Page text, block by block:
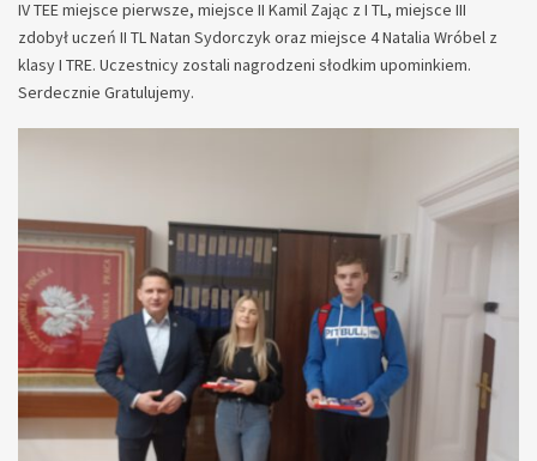
IV TEE miejsce pierwsze, miejsce II Kamil Zając z I TL, miejsce III
zdobył uczeń II TL Natan Sydorczyk oraz miejsce 4 Natalia Wróbel z
klasy I TRE. Uczestnicy zostali nagrodzeni słodkim upominkiem.
Serdecznie Gratulujemy.